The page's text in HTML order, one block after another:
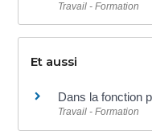
Travail - Formation
Et aussi
Dans la fonction
Travail - Formation